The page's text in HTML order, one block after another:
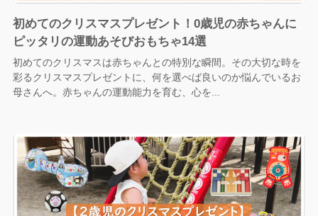
初めてのクリスマスプレゼント！0歳児の赤ちゃんに
ピッタリの運動あそびおもちゃ14選
初めてのクリスマスは赤ちゃんとの特別な瞬間。その大切な時を
彩るクリスマスプレゼントに、何を選べば良いのか悩んでいるお
母さんへ。赤ちゃんの運動能力を育む、心を...